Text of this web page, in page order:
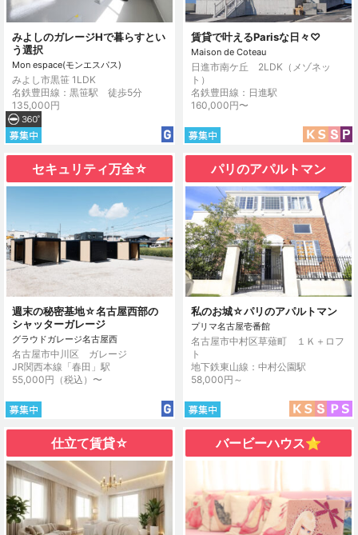
みよしのガレージHで暮らすとい
う選択
Mon espace(モンエスパス)
みよし市黒笹 1LDK
名鉄豊田線：黒笹駅 徒歩5分
135,000円
賃貸で叶えるParisな日々♡
Maison de Coteau
日進市南ケ丘 2LDK（メゾネッ
ト）
名鉄豊田線：日進駅
160,000円〜
セキュリティ万全☆
週末の秘密基地☆名古屋西部の
シャッターガレージ
グラウドガレージ名古屋西
名古屋市中川区 ガレージ
JR関西本線「春田」駅
55,000円（税込）〜
パリのアパルトマン
私のお城☆パリのアパルトマン
プリマ名古屋壱番館
名古屋市中村区草薙町 １Ｋ＋ロフ
ト
地下鉄東山線：中村公園駅
58,000円～
仕立て賃貸☆ バービーハウス⭐︎